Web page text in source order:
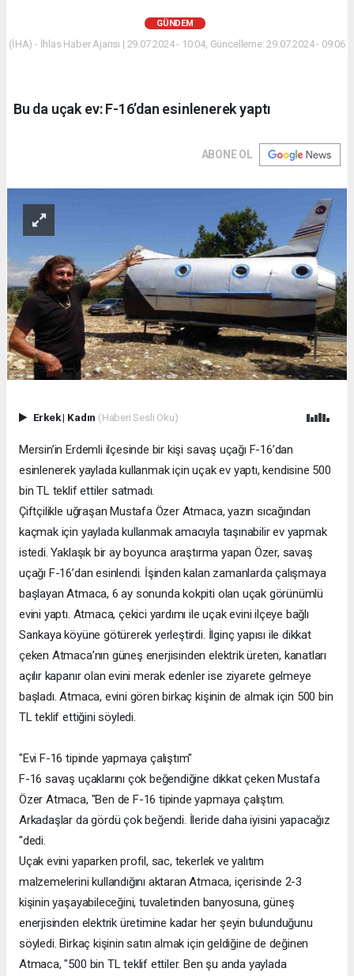
GÜNDEM
(İHA) - İhlas Haber Ajansı | 29.07.2024 - 10:04, Güncelleme: 29.07.2024 - 09:06
Bu da uçak ev: F-16’dan esinlenerek yaptı
ABONE OL
Erkek| Kadın (Haberi Sesli Oku)
Mersin’in Erdemli ilçesinde bir kişi savaş uçağı F-16’dan
esinlenerek yaylada kullanmak için uçak ev yaptı, kendisine 500
bin TL teklif ettiler satmadı.
Çiftçilikle uğraşan Mustafa Özer Atmaca, yazın sıcağından
kaçmak için yaylada kullanmak amacıyla taşınabilir ev yapmak
istedi. Yaklaşık bir ay boyunca araştırma yapan Özer, savaş
uçağı F-16’dan esinlendi. İşinden kalan zamanlarda çalışmaya
başlayan Atmaca, 6 ay sonunda kokpiti olan uçak görünümlü
evini yaptı. Atmaca, çekici yardımı ile uçak evini ilçeye bağlı
Sarıkaya köyüne götürerek yerleştirdi. İlginç yapısı ile dikkat
çeken Atmaca’nın güneş enerjisinden elektrik üreten, kanatları
açılır kapanır olan evini merak edenler ise ziyarete gelmeye
başladı. Atmaca, evini gören birkaç kişinin de almak için 500 bin
TL teklif ettiğini söyledi.
"Evi F-16 tipinde yapmaya çalıştım"
F-16 savaş uçaklarını çok beğendiğine dikkat çeken Mustafa
Özer Atmaca, "Ben de F-16 tipinde yapmaya çalıştım.
Arkadaşlar da gördü çok beğendi. İleride daha iyisini yapacağız
"dedi.
Uçak evini yaparken profil, sac, tekerlek ve yalıtım
malzemelerini kullandığını aktaran Atmaca, içerisinde 2-3
kişinin yaşayabileceğini, tuvaletinden banyosuna, güneş
enerjisinden elektrik üretimine kadar her şeyin bulunduğunu
söyledi. Birkaç kişinin satın almak için geldiğine de değinen
Atmaca, "500 bin TL teklif ettiler. Ben şu anda yaylada